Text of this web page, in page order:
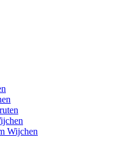
Wijchen